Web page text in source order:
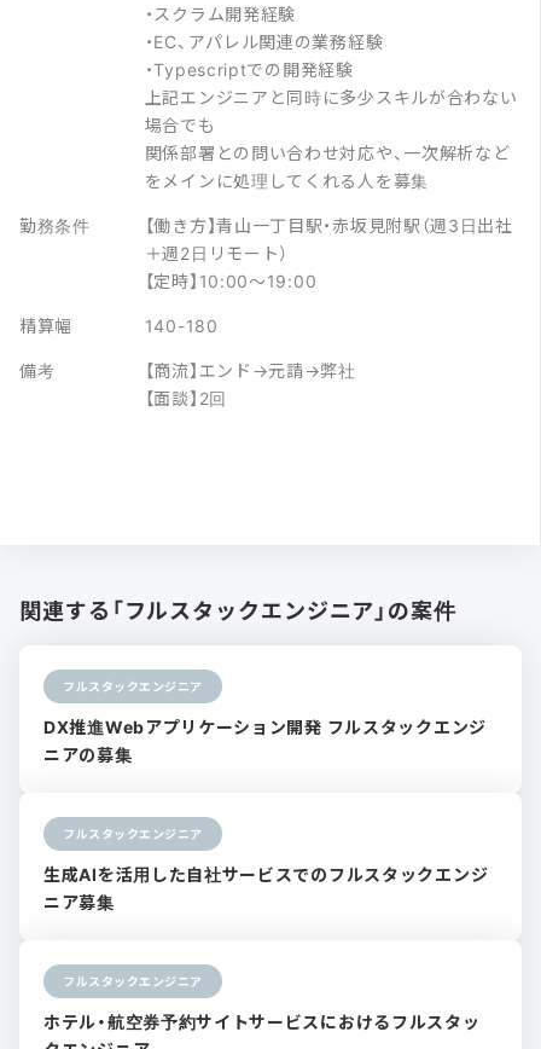
・スクラム開発経験
・EC、アパレル関連の業務経験
・Typescriptでの開発経験
上記エンジニアと同時に多少スキルが合わない
場合でも
関係部署との問い合わせ対応や、一次解析など
をメインに処理してくれる人を募集
勤務条件
【働き方】青山一丁目駅・赤坂見附駅（週3日出社
＋週2日リモート）
【定時】10:00～19:00
精算幅
140-180
備考
【商流】エンド→元請→弊社
【面談】2回
関連する「フルスタックエンジニア」の案件
フルスタックエンジニア
DX推進Webアプリケーション開発 フルスタックエンジ
ニアの募集
フルスタックエンジニア
生成AIを活用した自社サービスでのフルスタックエンジ
ニア募集
フルスタックエンジニア
ホテル・航空券予約サイトサービスにおけるフルスタッ